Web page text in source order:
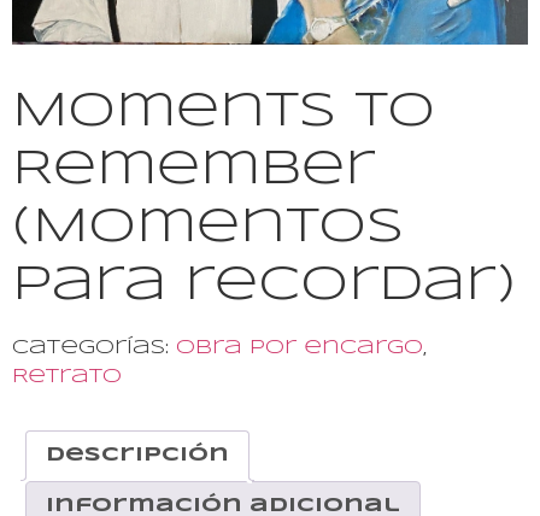
Moments to
Remember
(Momentos
para recordar)
Categorías: Obra por encargo
Retrato
Descripción
Información adicional